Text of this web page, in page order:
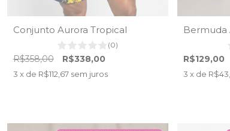
Conjunto Aurora Tropical
(0)
R$358,00 R$338,00
3 x de R$112,67 sem juros
Bermuda
R$129,00
3 x de